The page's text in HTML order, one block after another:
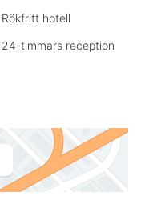
Rökfritt hotell
24-timmars reception